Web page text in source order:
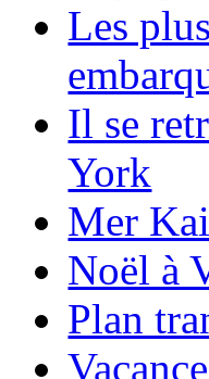
Les
Il se
York
Mer
Noël à
Plan